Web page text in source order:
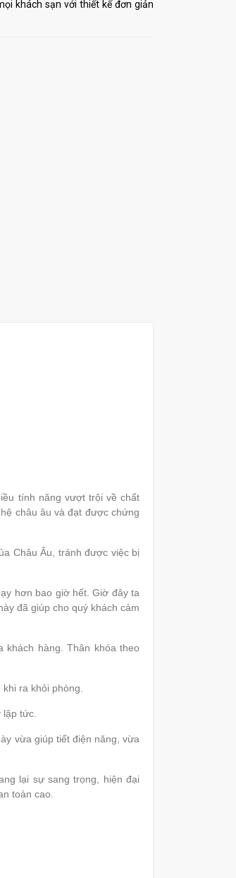
khách sạn với thiết kế đơn giản
tính năng vượt trội về chất
châu âu và đạt được chứng
Châu Âu, tránh được việc bị
hơn bao giờ hết. Giờ đây ta
đã giúp cho quý khách cảm
khách hàng. Thân khóa theo
ra khỏi phòng.
lập tức.
vừa giúp tiết điện năng, vừa
lại sự sang trọng, hiện đại
toàn cao.